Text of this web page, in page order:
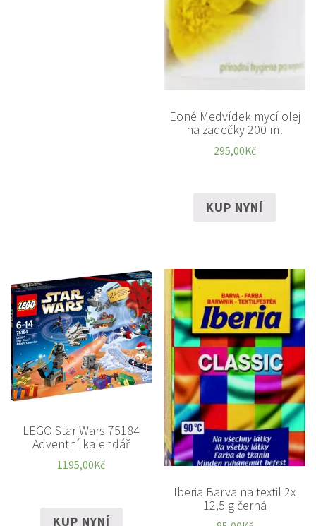
Eoné Medvídek mycí olej
na zadečky 200 ml
295,00Kč
KUP NYNÍ
LEGO Star Wars 75184
Adventní kalendář
1195,00Kč
KUP NYNÍ
Iberia Barva na textil 2x
12,5 g černá